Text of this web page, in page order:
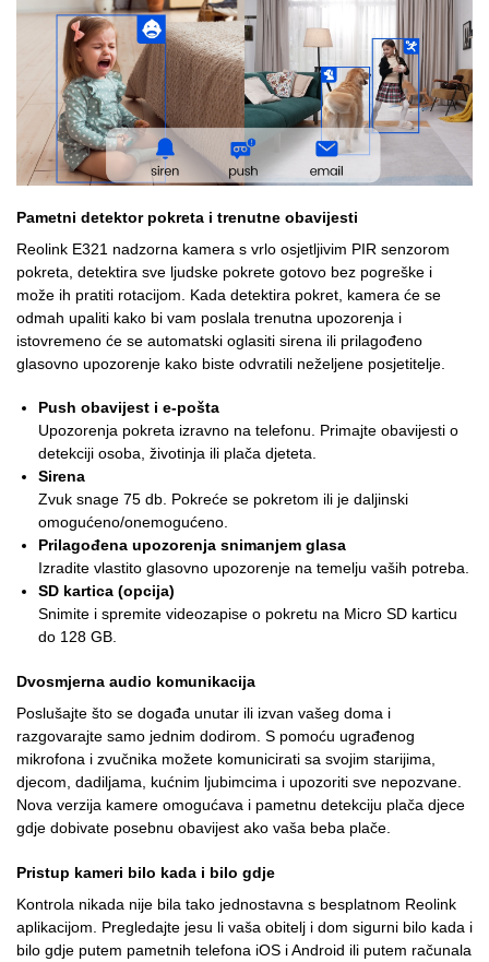
Pametni detektor pokreta i trenutne obavijesti
Reolink E321 nadzorna kamera s vrlo osjetljivim PIR senzorom
pokreta, detektira sve ljudske pokrete gotovo bez pogreške i
može ih pratiti rotacijom. Kada detektira pokret, kamera će se
odmah upaliti kako bi vam poslala trenutna upozorenja i
istovremeno će se automatski oglasiti sirena ili prilagođeno
glasovno upozorenje kako biste odvratili neželjene posjetitelje.
Push obavijest i e-pošta
Upozorenja pokreta izravno na telefonu. Primajte obavijesti o
detekciji osoba, životinja ili plača djeteta.
Sirena
Zvuk snage 75 db. Pokreće se pokretom ili je daljinski
omogućeno/onemogućeno.
Prilagođena upozorenja snimanjem glasa
Izradite vlastito glasovno upozorenje na temelju vaših potreba.
SD kartica (opcija)
Snimite i spremite videozapise o pokretu na Micro SD karticu
do 128 GB.
Dvosmjerna audio komunikacija
Poslušajte što se događa unutar ili izvan vašeg doma i
razgovarajte samo jednim dodirom. S pomoću ugrađenog
mikrofona i zvučnika možete komunicirati sa svojim starijima,
djecom, dadiljama, kućnim ljubimcima i upozoriti sve nepozvane.
Nova verzija kamere omogućava i pametnu detekciju plača djece
gdje dobivate posebnu obavijest ako vaša beba plače.
Pristup kameri bilo kada i bilo gdje
Kontrola nikada nije bila tako jednostavna s besplatnom Reolink
aplikacijom. Pregledajte jesu li vaša obitelj i dom sigurni bilo kada i
bilo gdje putem pametnih telefona iOS i Android ili putem računala